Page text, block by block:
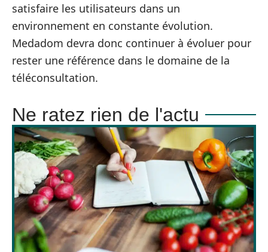
satisfaire les utilisateurs dans un
environnement en constante évolution.
Medadom devra donc continuer à évoluer pour
rester une référence dans le domaine de la
téléconsultation.
Ne ratez rien de l'actu